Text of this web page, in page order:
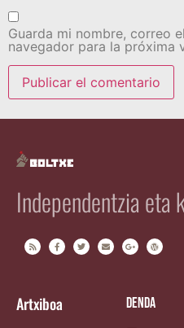
Guarda mi nombre, correo
navegador para la próxima
Independentzia eta
Artxiboa Denda